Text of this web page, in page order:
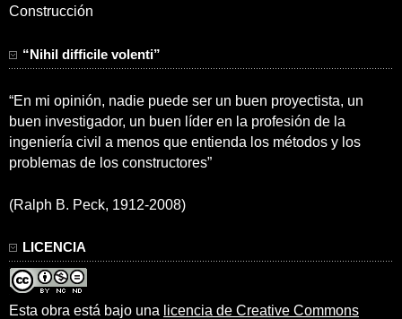
Construcción
“Nihil difficile volenti”
“En mi opinión, nadie puede ser un buen proyectista, un
buen investigador, un buen líder en la profesión de la
ingeniería civil a menos que entienda los métodos y los
problemas de los constructores”
(Ralph B. Peck, 1912-2008)
LICENCIA
Esta obra está bajo una licencia de Creative Commons